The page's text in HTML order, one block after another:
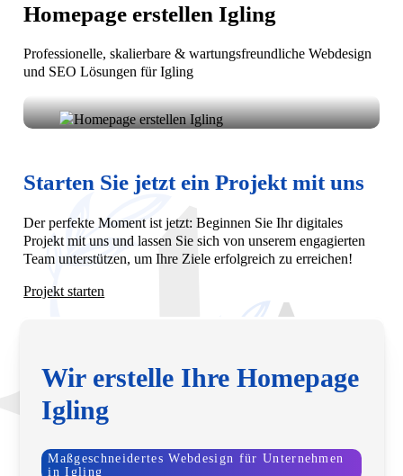
Homepage erstellen Igling
Professionelle, skalierbare & wartungsfreundliche Webdesign
und SEO Lösungen für Igling
machen.
Starten Sie jetzt ein Projekt mit uns
Der perfekte Moment ist jetzt: Beginnen Sie Ihr digitales
Projekt mit uns und lassen Sie sich von unserem engagierten
Team unterstützen, um Ihre Ziele erfolgreich zu erreichen!
Projekt starten
Wir erstelle Ihre Homepage
Igling
Maßgeschneidertes Webdesign für Unternehmen
in Igling